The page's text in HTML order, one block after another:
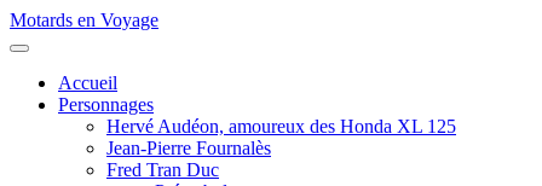
Motards en Voyage
Accueil
Personnages
Hervé Audéon, amoureux des Honda XL 125
Jean-Pierre Fournalès
Fred Tran Duc